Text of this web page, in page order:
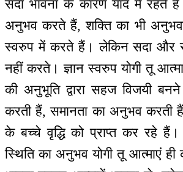
सदा भावना के कारण याद में रहते
अनुभव करते हैं, शक्ति का भी
स्वरुप में करते हैं। लेकिन सदा और
नहीं करते। ज्ञान स्वरुप योगी तू
की अनुभूति द्वारा सहज विजयी
करती हैं, समानता का अनुभव करती
के बच्चे वृद्धि को प्राप्त कर रहे
स्थिति का अनुभव योगी तू आत्माएं ही